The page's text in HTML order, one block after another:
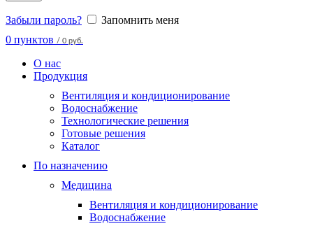
Забыли пароль?
Запомнить меня
0 пунктов / 0 руб.
О нас
Продукция
Вентиляция и кондиционирование
Водоснабжение
Технологические решения
Готовые решения
Каталог
По назначению
Медицина
Вентиляция и кондиционирование
Водоснабжение